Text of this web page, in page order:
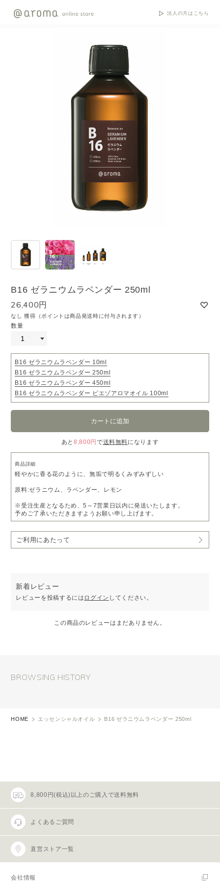
法人の方はこちら
B16 ゼラニウムラベンダー 250ml
26,400円
なし 獲得（ポイントは商品発送時に付与されます）
数量
B16 ゼラニウムラベンダー 10ml
B16 ゼラニウムラベンダー 250ml
B16 ゼラニウムラベンダー 450ml
B16 ゼラニウムラベンダー ピエゾアロマオイル 100ml
あと8,800円 で送料無料になります
商品詳細
軽やかに香る花のように、無垢で明るくみずみずしい
原料:ゼラニウム、ラベンダー、レモン
※受注生産となるため、5～7営業日以内に発送いたします。
予めご了承いただきますようお願い申し上げます。
ご利用にあたって
新着レビュー
レビューを投稿するには ログイン してください。
この商品のレビューはまだありません。
BROWSING HISTORY
HOME エッセンシャルオイル B16 ゼラニウムラベンダー 250ml
8,800円(税込)以上のご購入で送料無料
よくあるご質問
直営ストア一覧
会社情報